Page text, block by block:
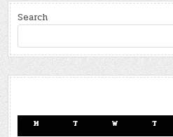
Search
M T W T